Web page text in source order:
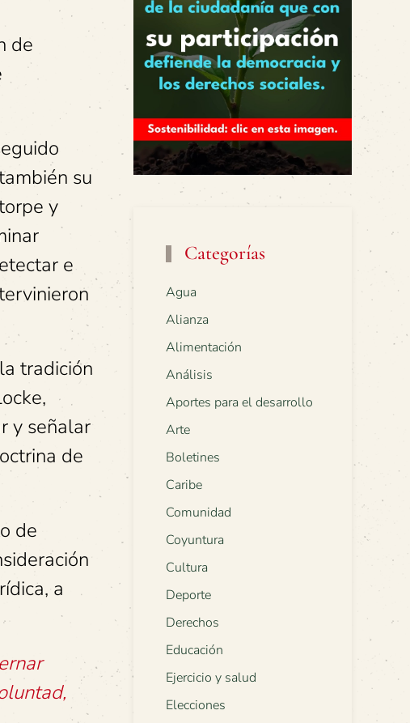
de
su
y
e
tradición
y señalar
de
de
a
Categorías
Agua
Alianza
Alimentación
Análisis
Aportes para el desarrollo
Arte
Boletines
Caribe
Comunidad
Coyuntura
Cultura
Deporte
Derechos
Educación
Ejercicio y salud
Elecciones